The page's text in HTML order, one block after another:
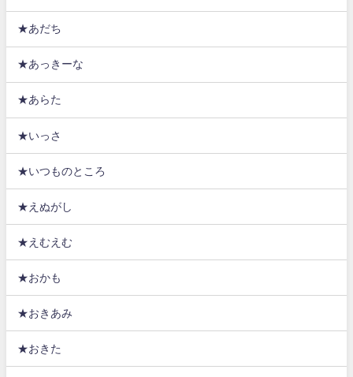
★あだち
★あっきーな
★あらた
★いっさ
★いつものところ
★えぬがし
★えむえむ
★おかも
★おきあみ
★おきた